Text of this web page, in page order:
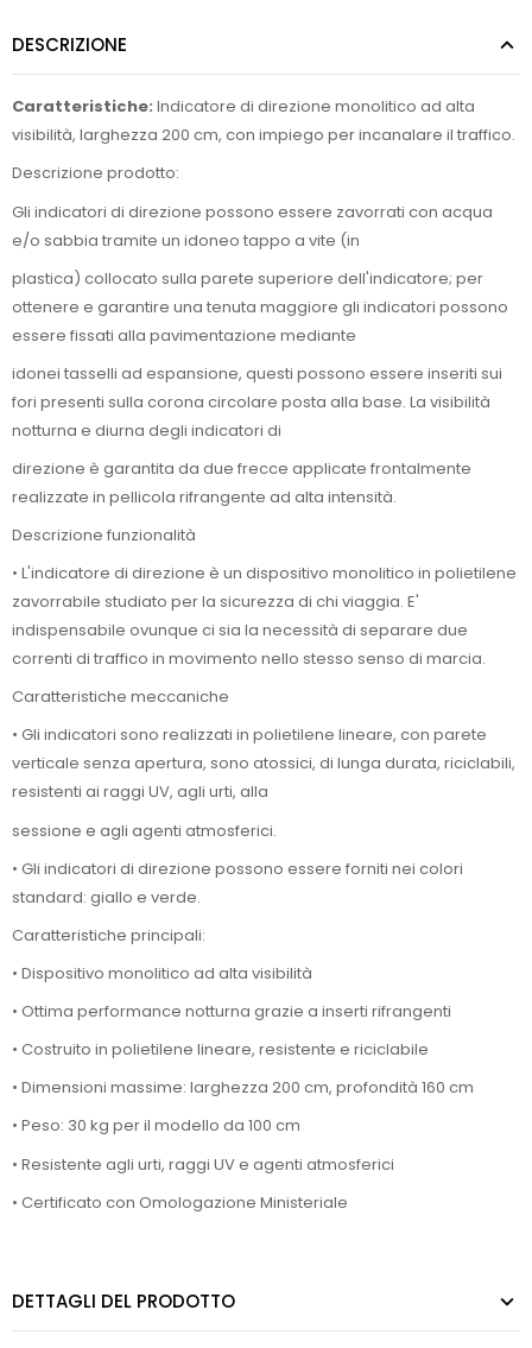
DESCRIZIONE
Caratteristiche: Indicatore di direzione monolitico ad alta
visibilità, larghezza 200 cm, con impiego per incanalare il traffico.
Descrizione prodotto:
Gli indicatori di direzione possono essere zavorrati con acqua
e/o sabbia tramite un idoneo tappo a vite (in
plastica) collocato sulla parete superiore dell'indicatore; per
ottenere e garantire una tenuta maggiore gli indicatori possono
essere fissati alla pavimentazione mediante
idonei tasselli ad espansione, questi possono essere inseriti sui
fori presenti sulla corona circolare posta alla base. La visibilità
notturna e diurna degli indicatori di
direzione è garantita da due frecce applicate frontalmente
realizzate in pellicola rifrangente ad alta intensità.
Descrizione funzionalità
• L'indicatore di direzione è un dispositivo monolitico in polietilene
zavorrabile studiato per la sicurezza di chi viaggia. E'
indispensabile ovunque ci sia la necessità di separare due
correnti di traffico in movimento nello stesso senso di marcia.
Caratteristiche meccaniche
• Gli indicatori sono realizzati in polietilene lineare, con parete
verticale senza apertura, sono atossici, di lunga durata, riciclabili,
resistenti ai raggi UV, agli urti, alla
sessione e agli agenti atmosferici.
• Gli indicatori di direzione possono essere forniti nei colori
standard: giallo e verde.
Caratteristiche principali:
• Dispositivo monolitico ad alta visibilità
• Ottima performance notturna grazie a inserti rifrangenti
• Costruito in polietilene lineare, resistente e riciclabile
• Dimensioni massime: larghezza 200 cm, profondità 160 cm
• Peso: 30 kg per il modello da 100 cm
• Resistente agli urti, raggi UV e agenti atmosferici
• Certificato con Omologazione Ministeriale
DETTAGLI DEL PRODOTTO